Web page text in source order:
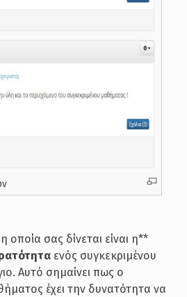
οποία σας δίνεται είναι η**
ενός συγκεκριμένου
Αυτό σημαίνει πως ο
έχει την δυνατότητα να